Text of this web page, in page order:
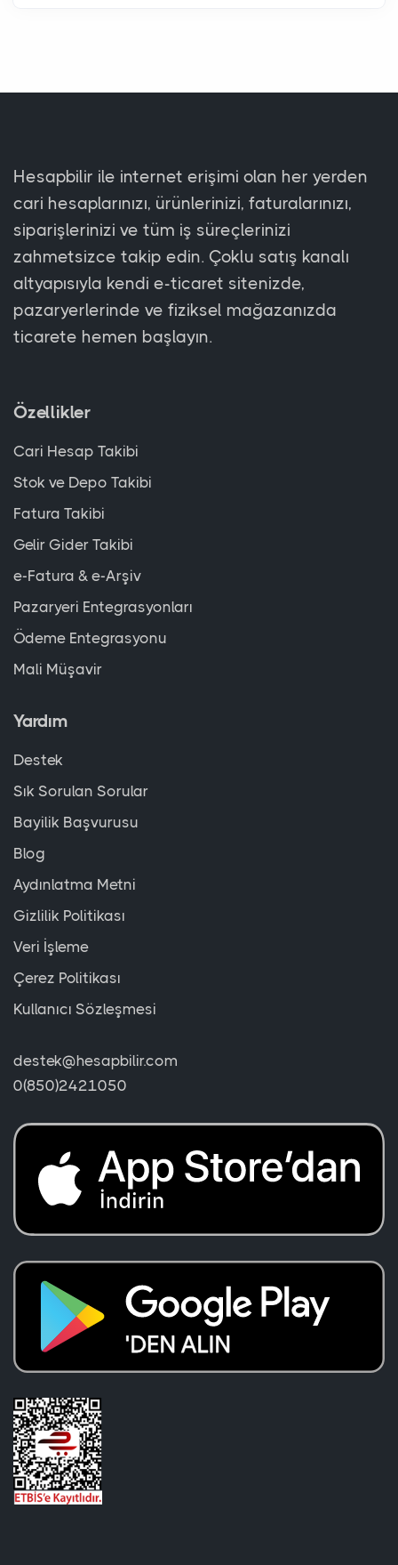
Hesapbilir ile internet erişimi olan her yerden
cari hesaplarınızı, ürünlerinizi, faturalarınızı,
siparişlerinizi ve tüm iş süreçlerinizi
zahmetsizce takip edin. Çoklu satış kanalı
altyapısıyla kendi e-ticaret sitenizde,
pazaryerlerinde ve fiziksel mağazanızda
ticarete hemen başlayın.
Özellikler
Cari Hesap Takibi
Stok ve Depo Takibi
Fatura Takibi
Gelir Gider Takibi
e-Fatura & e-Arşiv
Pazaryeri Entegrasyonları
Ödeme Entegrasyonu
Mali Müşavir
Yardım
Destek
Sık Sorulan Sorular
Bayilik Başvurusu
Blog
Aydınlatma Metni
Gizlilik Politikası
Veri İşleme
Çerez Politikası
Kullanıcı Sözleşmesi
destek@hesapbilir.com
0(850)2421050